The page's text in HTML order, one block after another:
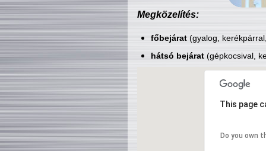
Megközelítés:
főbejárat(gyalog,
hátsó bejárat(gépkocsival,
This page
Do you own